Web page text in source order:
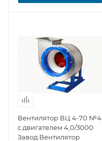
Вентилятор ВЦ 4-70 №4
с двигателем 4,0/3000
Завод Вентилятор